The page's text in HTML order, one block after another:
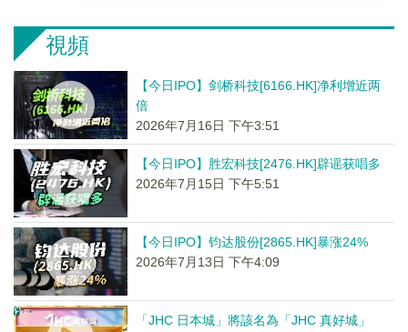
視頻
【今日IPO】剑桥科技[6166.HK]净利增近两
倍
2026年7月16日 下午3:51
【今日IPO】胜宏科技[2476.HK]辟谣获唱多
2026年7月15日 下午5:51
【今日IPO】钧达股份[2865.HK]暴涨24%
2026年7月13日 下午4:09
「JHC 日本城」將該名為「JHC 真好城」